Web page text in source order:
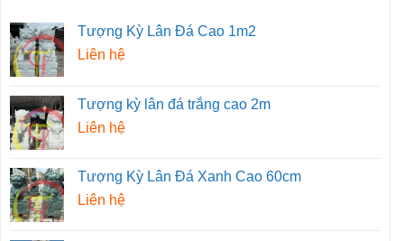
Tượng Kỳ Lân Đá Cao 1m2
Liên hệ
Tượng kỳ lân đá trắng cao 2m
Liên hệ
Tượng Kỳ Lân Đá Xanh Cao 60cm
Liên hệ